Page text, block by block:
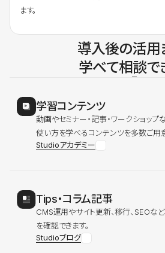
ます。
導入後の活用
学べて相談で
学習コンテンツ
動画やセミナー・記事・ワークショップな
使い方を学べるコンテンツを多数ご用
Studioアカデミー
Tips・コラム記事
CMS運用やサイト更新、移行、SEOな
を確認できます。
Studioブログ